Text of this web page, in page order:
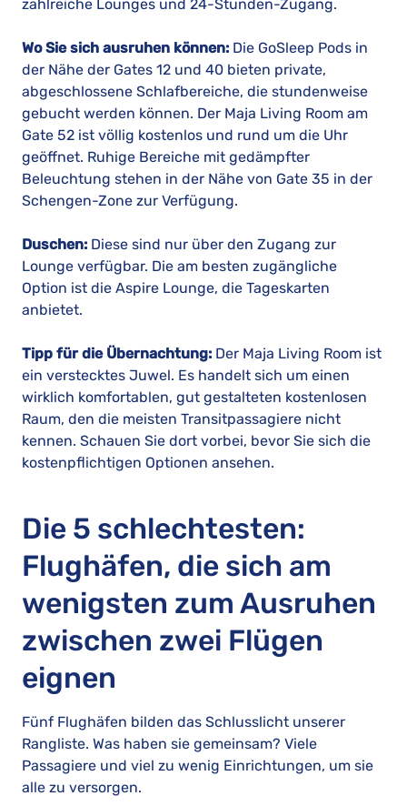
zahlreiche Lounges und 24-Stunden-Zugang.
Wo Sie sich ausruhen können: Die GoSleep Pods in
der Nähe der Gates 12 und 40 bieten private,
abgeschlossene Schlafbereiche, die stundenweise
gebucht werden können. Der Maja Living Room am
Gate 52 ist völlig kostenlos und rund um die Uhr
geöffnet. Ruhige Bereiche mit gedämpfter
Beleuchtung stehen in der Nähe von Gate 35 in der
Schengen-Zone zur Verfügung.
Duschen: Diese sind nur über den Zugang zur
Lounge verfügbar. Die am besten zugängliche
Option ist die Aspire Lounge, die Tageskarten
anbietet.
Tipp für die Übernachtung: Der Maja Living Room ist
ein verstecktes Juwel. Es handelt sich um einen
wirklich komfortablen, gut gestalteten kostenlosen
Raum, den die meisten Transitpassagiere nicht
kennen. Schauen Sie dort vorbei, bevor Sie sich die
kostenpflichtigen Optionen ansehen.
Die 5 schlechtesten:
Flughäfen, die sich am
wenigsten zum Ausruhen
zwischen zwei Flügen
eignen
Fünf Flughäfen bilden das Schlusslicht unserer
Rangliste. Was haben sie gemeinsam? Viele
Passagiere und viel zu wenig Einrichtungen, um sie
alle zu versorgen.